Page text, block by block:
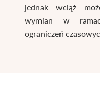
jednak wciąż
wymian w
ograniczeń